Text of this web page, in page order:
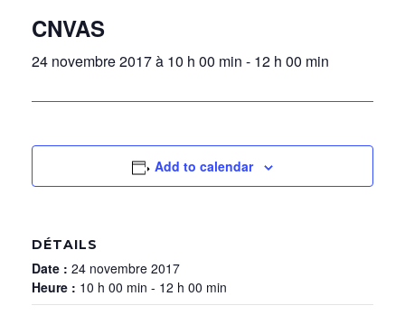
CNVAS
24 novembre 2017 à 10 h 00 min - 12 h 00 min
Add to calendar
DÉTAILS
Date : 24 novembre 2017
Heure : 10 h 00 min - 12 h 00 min